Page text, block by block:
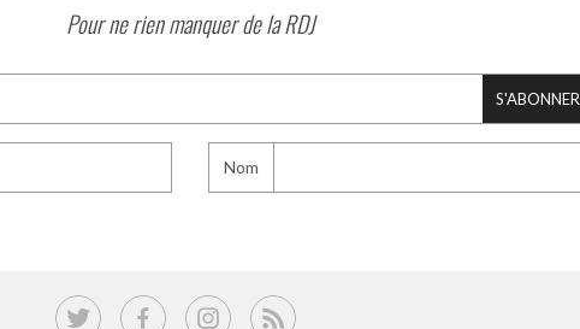
Pour ne rien manquer de la RDJ
S'ABONNER
Nom